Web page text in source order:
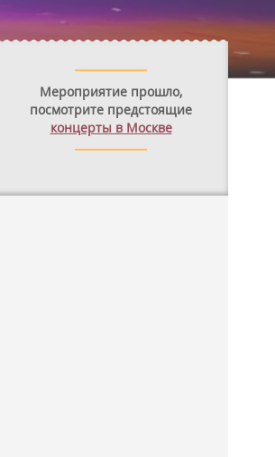
Мероприятие прошло,
посмотрите предстоящие
концерты в Москве